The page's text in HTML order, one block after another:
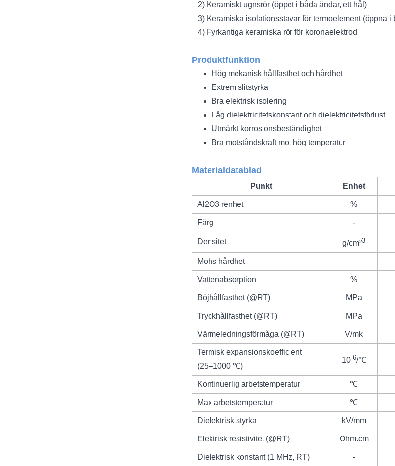
2) Keramiskt ugnsrör (öppet i båda ändar, ett hål)
3) Keramiska isolationsstavar för termoelement (öppna
4) Fyrkantiga keramiska rör för koronaelektrod
Produktfunktion
Hög mekanisk hållfasthet och hårdhet
Extrem slitstyrka
Bra elektrisk isolering
Låg dielektricitetskonstant och dielektricitetsförlust
Utmärkt korrosionsbeständighet
Bra motståndskraft mot hög temperatur
Materialdatablad
Punkt Enhet
Al2O3 renhet %
Färg -
Densitet g/cm²3
Mohs hårdhet -
Vattenabsorption %
Böjhållfasthet(@RT) MPa
Tryckhållfasthet (@RT) MPa
Värmeledningsförmåga (@RT) V/mk
Termisk expansionskoefficient
(25–1000 ℃)
10-6/℃
Kontinuerlig arbetstemperatur ℃
Max arbetstemperatur ℃
Dielektrisk styrka kV/mm
Elektrisk resistivitet (@RT) Ohm.cm
Dielektrisk konstant (1 MHz, RT) -